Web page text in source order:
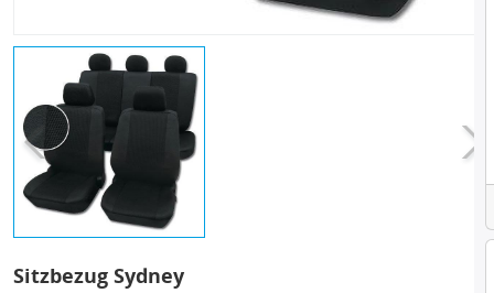
Sitzbezug Sydney